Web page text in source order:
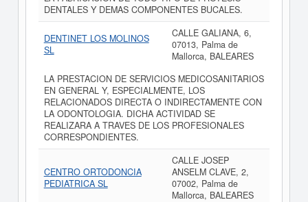
DENTALES Y DEMAS COMPONENTES BUCALES.
DENTINET LOS MOLINOS
SL
CALLE GALIANA, 6,
07013, Palma de
Mallorca, BALEARES
LA PRESTACION DE SERVICIOS MEDICOSANITARIOS
EN GENERAL Y, ESPECIALMENTE, LOS
RELACIONADOS DIRECTA O INDIRECTAMENTE CON
LA ODONTOLOGIA. DICHA ACTIVIDAD SE
REALIZARA A TRAVES DE LOS PROFESIONALES
CORRESPONDIENTES.
CENTRO ORTODONCIA
PEDIATRICA SL
CALLE JOSEP
ANSELM CLAVE, 2,
07002, Palma de
Mallorca, BALEARES